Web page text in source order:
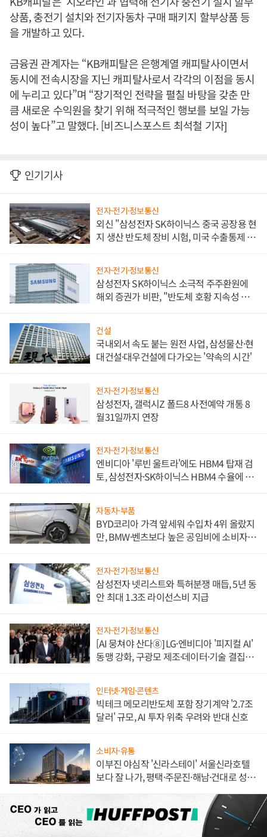
상품, 충전기 설치와 전기자동차 구매 패키지 할부상품 등
을 개발하고 있다.
금융권 관계자는 “KB캐피탈은 은행계열 캐피탈사이면서
동시에 전속시장을 지닌 캐피탈사로서 각각의 이점을 동시
에 누리고 있다”며 “장기적인 전략을 펼칠 바탕을 갖춘 만
큼 새로운 수익원을 찾기 위해 적극적인 행보를 보일 가능
성이 높다”고 말했다. [비즈니스포스트 최석철 기자]
인기기사
전자·전기·정보통신
외신 "삼성전자 SK하이닉스 중국 공장용 현
지 생산 반도체 장비 시험, 미국 수출통제 대
전자·전기·정보통신
삼성전자 SK하이닉스 소극적 주주환원에
해외 증권가 비판, "반도체 호황 지속성 의
건설
국내외서 속도 붙는 원전 사업, 삼성물산·현
대건설·대우건설에 다가오는 '약속의 시간'
전자·전기·정보통신
삼성전자, 갤럭시Z 폴드8 사전예약 개통 8
월31일까지 연장
전자·전기·정보통신
엔비디아 '루빈 울트라'에도 HBM4 탑재 검
토, 삼성전자·SK하이닉스 HBM4 수율에 주
자동차·부품
BYD코리아 가격 앞세워 수입차 4위 올랐지
만, BMW·벤츠보다 높은 공임비에 소비자
전자·전기·정보통신
삼성전자 넷리스트와 특허분쟁 매듭, 5년 동
안 최대 1.3조 라이선스비 지급
전자·전기·정보통신
[AI 뭉쳐야 산다⑧] LG·엔비디아 '피지컬 AI'
동맹 강화, 구광모 제조·데이터·기술 결집
인터넷·게임·콘텐츠
빅테크 메모리반도체 포함 장기계약 '2.7조
달러' 규모, AI 투자 위축 우려와 반대 신호
소비자·유통
이부진 야심작 '신라스테이' 서울신라호텔
보다 잘 나가, 평택·주문진·해남·건대로 성